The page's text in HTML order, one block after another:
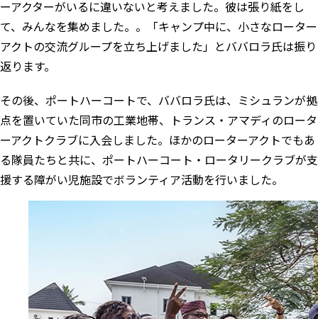
ーアクターがいるに違いないと考えました。彼は張り紙をし
て、みんなを集めました。。「キャンプ中に、小さなローター
アクトの交流グループを立ち上げました」とババロラ氏は振り
返ります。
その後、ポートハーコートで、ババロラ氏は、ミシュランが拠
点を置いていた同市の工業地帯、トランス・アマディのロータ
ーアクトクラブに入会しました。ほかのローターアクトでもあ
る隊員たちと共に、ポートハーコート・ロータリークラブが支
援する障がい児施設でボランティア活動を行いました。